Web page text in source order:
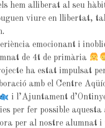
hem alliberat al seu
viure en llibertat,
emocionant i
de 4t de primària
ha estat impulsat
amb el Centre
i l’Ajuntament
per fer possible
per al nostre alumnat i